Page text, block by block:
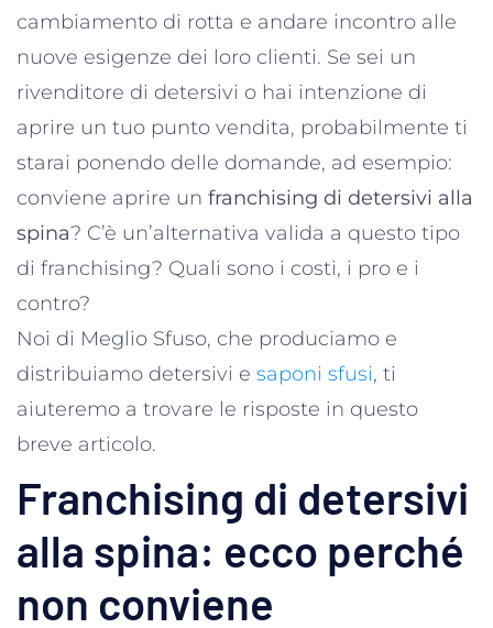
cambiamento di rotta e andare incontro alle
nuove esigenze dei loro clienti. Se sei un
rivenditore di detersivi o hai intenzione di
aprire un tuo punto vendita, probabilmente ti
starai ponendo delle domande, ad esempio:
conviene aprire un franchising di detersivi alla
spina? C’è un’alternativa valida a questo tipo
di franchising? Quali sono i costi, i pro e i
contro?
Noi di Meglio Sfuso, che produciamo e
distribuiamo detersivi e saponi sfusi, ti
aiuteremo a trovare le risposte in questo
breve articolo.
Franchising di detersivi
alla spina: ecco perché
non conviene